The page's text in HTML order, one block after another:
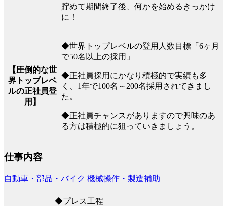
貯めて期間終了後、何かを始めるきっかけ
に！
【圧倒的な世
界トップレベ
ルの正社員登
用】
◆世界トップレベルの登用人数目標「6ヶ月
で50名以上の採用」
◆正社員採用にかなり積極的で実績も多
く、1年で100名～200名採用されてきまし
た。
◆正社員チャンスがありますので興味のあ
る方は積極的に狙っていきましょう。
仕事内容
自動車・部品・バイク 機械操作・製造補助
◆プレス工程